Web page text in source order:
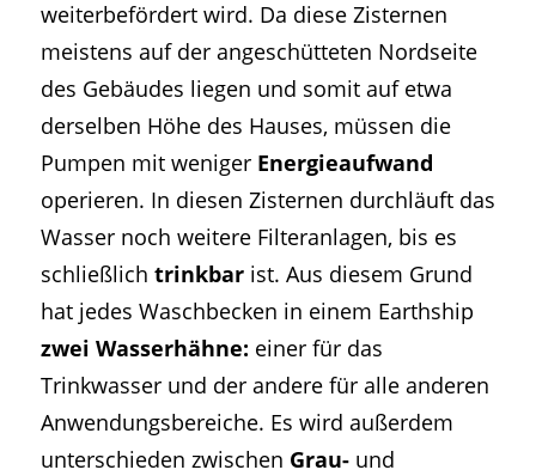
weiterbefördert wird. Da diese Zisternen
meistens auf der angeschütteten Nordseite
des Gebäudes liegen und somit auf etwa
derselben Höhe des Hauses, müssen die
Pumpen mit weniger Energieaufwand
operieren. In diesen Zisternen durchläuft das
Wasser noch weitere Filteranlagen, bis es
schließlich trinkbarist. Aus diesem Grund
hat jedes Waschbecken in einem Earthship
zwei Wasserhähne: einer für das
Trinkwasser und der andere für alle anderen
Anwendungsbereiche. Es wird außerdem
unterschieden zwischen Grau-und